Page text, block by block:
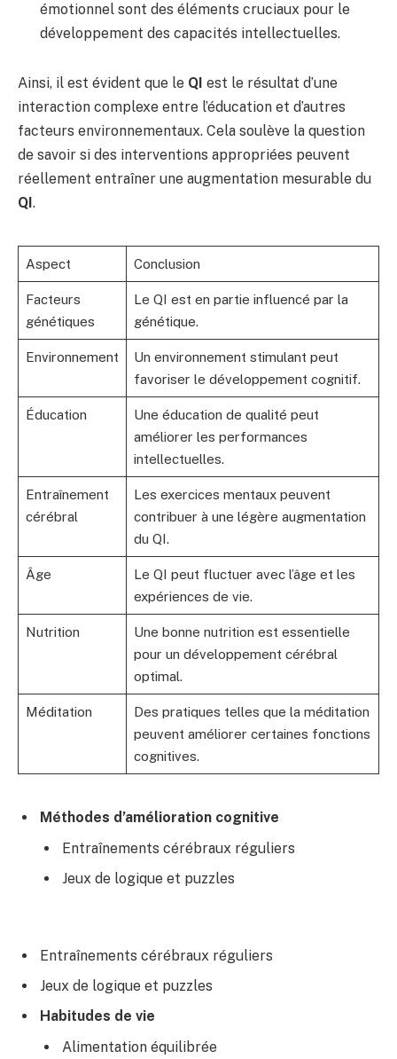
émotionnel sont des éléments cruciaux pour le
développement des capacités intellectuelles.
Ainsi, il est évident que le QI est le résultat d’une
interaction complexe entre l’éducation et d’autres
facteurs environnementaux. Cela soulève la question
de savoir si des interventions appropriées peuvent
réellement entraîner une augmentation mesurable du
QI.
Aspect Conclusion
Facteurs
génétiques
Le QI est en partie influencé par la
génétique.
Environnement
Un environnement stimulant peut
favoriser le développement cognitif.
Éducation
Une éducation de qualité peut
améliorer les performances
intellectuelles.
Entraînement
cérébral
Les exercices mentaux peuvent
contribuer à une légère augmentation
du QI.
Âge
Le QI peut fluctuer avec l’âge et les
expériences de vie.
Nutrition
Une bonne nutrition est essentielle
pour un développement cérébral
optimal.
Méditation
Des pratiques telles que la méditation
peuvent améliorer certaines fonctions
cognitives.
Méthodes d’amélioration cognitive
Entraînements cérébraux réguliers
Jeux de logique et puzzles
Entraînements cérébraux réguliers
Jeux de logique et puzzles
Habitudes de vie
Alimentation équilibrée